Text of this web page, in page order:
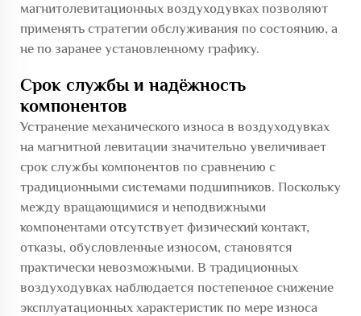
магнитолевитационных воздуходувках позволяют
применять стратегии обслуживания по состоянию, а
не по заранее установленному графику.
Срок службы и надёжность
компонентов
Устранение механического износа в воздуходувках
на магнитной левитации значительно увеличивает
срок службы компонентов по сравнению с
традиционными системами подшипников. Поскольку
между вращающимися и неподвижными
компонентами отсутствует физический контакт,
отказы, обусловленные износом, становятся
практически невозможными. В традиционных
воздуходувках наблюдается постепенное снижение
эксплуатационных характеристик по мере износа